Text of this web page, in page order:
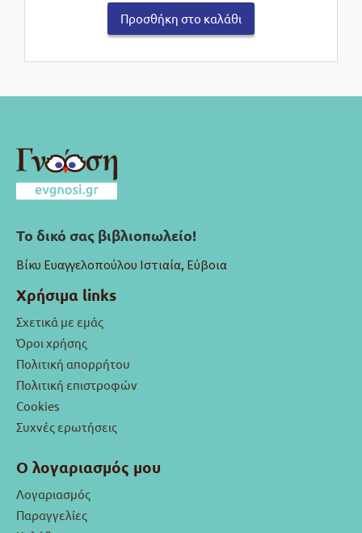
Προσθήκη στο καλάθι
Το δικό σας βιβλιοπωλείο!
Βίκυ Ευαγγελοπούλου Ιστιαία, Εύβοια
Χρήσιμα links
Σχετικά με εμάς
Όροι χρήσης
Πολιτική απορρήτου
Πολιτική επιστροφών
Cookies
Συχνές ερωτήσεις
Ο λογαριασμός μου
Λογαριασμός
Παραγγελίες